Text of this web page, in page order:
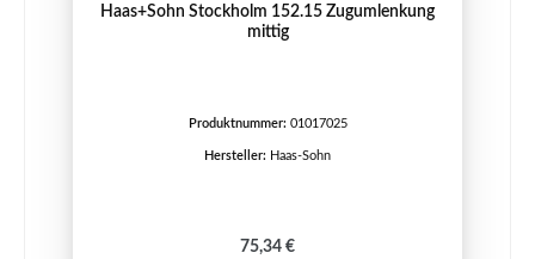
Haas+Sohn Stockholm 152.15 Zugumlenkung
mittig
Produktnummer: 01017025
Hersteller: Haas-Sohn
Regulärer Preis:
75,34 €